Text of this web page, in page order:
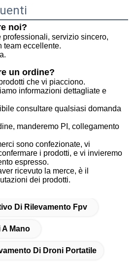
noi?
servizio sincero,
team eccellente.
un ordine?
che vi piacciono.
informazioni dettagliate e
consultare qualsiasi domanda
manderemo PI, collegamento
sono confezionate, vi
i prodotti, e vi invieremo
espresso.
ricevuto la merce, è il
dei prodotti.
Di Rilevamento Fpv
A Mano
Di Droni Portatile